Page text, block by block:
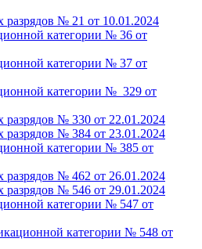
№ 21 от 10.01.2024
категории № 36 от
категории № 37 от
категории № 329 от
№ 330 от 22.01.2024
№ 384 от 23.01.2024
категории № 385 от
№ 462 от 26.01.2024
№ 546 от 29.01.2024
категории № 547 от
категории № 548 от